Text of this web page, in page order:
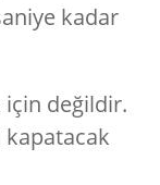
kadar
için değildir.
kapatacak